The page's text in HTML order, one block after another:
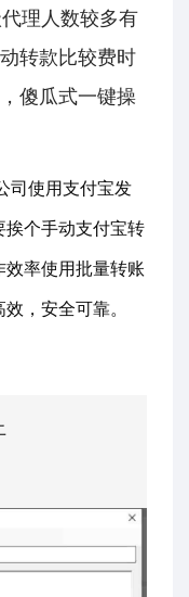
理人数较多有
转款比较费时
傻瓜式一键操
司使用支付宝发
挨个手动支付宝转
效率使用批量转账
，安全可靠。